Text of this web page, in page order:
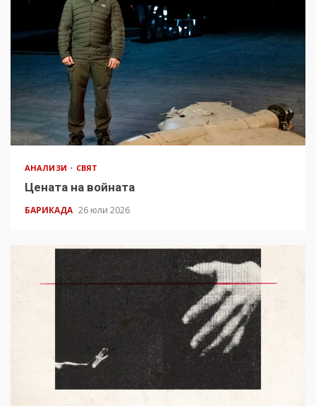
АНАЛИЗИ СВЯТ
Цената на войната
БАРИКАДА 26 юли 2026